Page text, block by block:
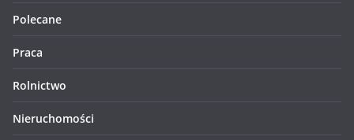
Polecane
Praca
Rolnictwo
Nieruchomości